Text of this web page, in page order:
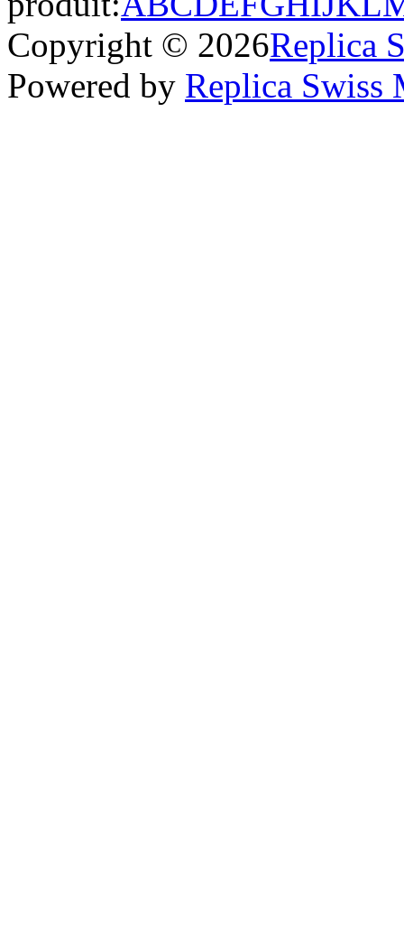
Copyright © 2026Replica
Powered by Replica Swiss